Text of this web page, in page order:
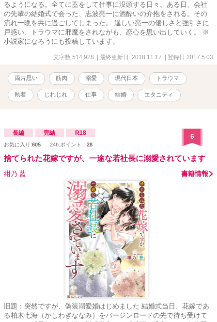
るようになる。全てに蓋をして仕事に没頭する日々。ある日、会社
の先輩の結婚式で会った、志波亮一に酒酔いの介抱をされる。その
流れ一晩を共に過ごしてしまった。 逞しい亮一の優しさと強引さに
戸惑い、トラウマに邪魔をされながも、恋心を思い出していく。 ※
小説家になろうにも投稿しています。
文字数 514,928 | 最終更新日 2018.11.17 | 登録日 2017.5.03
両片思い 筋肉 溺愛 現代日本 トラウマ
執着 じれじれ 仕事 結婚 エタニティ
長編 完結 R18
お気に入り:605 24h.ポイント： 28
6
捨てられた花嫁ですが、一途な若社長に溺愛されています
紺乃 藍 書籍情報
旧題：突然ですが、偽装溺愛婚はじめました 結婚式当日、花嫁であ
る柏木七海（かしわぎななみ）をバージンロードの先で待ち受けて